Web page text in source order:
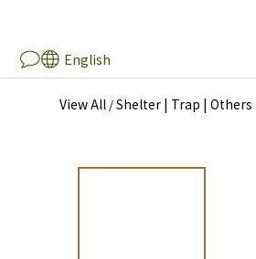
English
View All /Shelter | Trap | Others